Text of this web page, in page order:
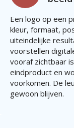
Een logo op een
kleur, formaat,
uiteindelijke
voorstellen
vooraf zichtbaar
eindproduct en
voorkomen. De
gewoon blijven.